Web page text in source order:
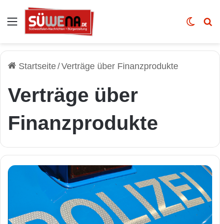
Auswahl Skin
Startseite/Verträge über Finanzprodukte
Verträge über
Finanzprodukte